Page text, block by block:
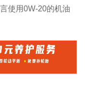
使用0W-20的机油